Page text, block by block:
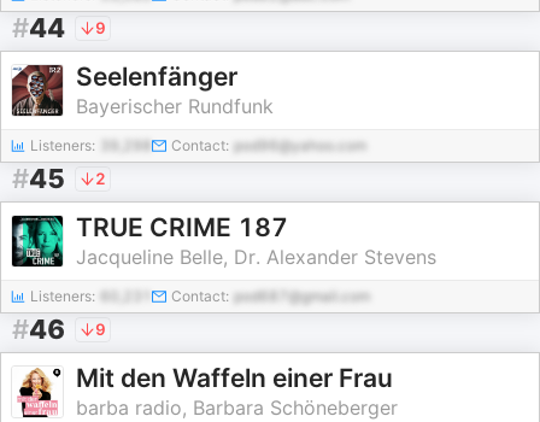
#44 9
Seelenfänger
Bayerischer Rundfunk
Listeners: Contact: pod96@yahoo.com
#45 2
TRUE CRIME 187
Jacqueline Belle, Dr. Alexander Stevens
Listeners: Contact: pod687@gmail.com
#46 9
Mit den Waffeln einer Frau
barba radio, Barbara Schöneberger